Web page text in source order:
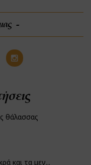
θάλασσας
και τα μεγ...